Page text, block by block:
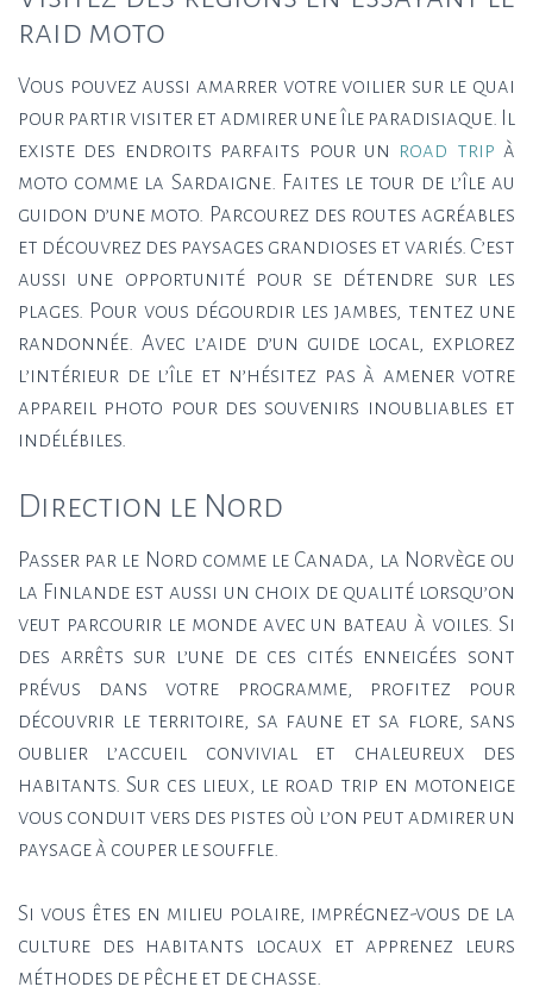
raid moto
Vous pouvez aussi amarrer votre voilier sur le quai
pour partir visiter et admirer une île paradisiaque. Il
existe des endroits parfaits pour un road trip à
moto comme la Sardaigne. Faites le tour de l’île au
guidon d’une moto. Parcourez des routes agréables
et découvrez des paysages grandioses et variés. C’est
aussi une opportunité pour se détendre sur les
plages. Pour vous dégourdir les jambes, tentez une
randonnée. Avec l’aide d’un guide local, explorez
l’intérieur de l’île et n’hésitez pas à amener votre
appareil photo pour des souvenirs inoubliables et
indélébiles.
Direction le Nord
Passer par le Nord comme le Canada, la Norvège ou
la Finlande est aussi un choix de qualité lorsqu’on
veut parcourir le monde avec un bateau à voiles. Si
des arrêts sur l’une de ces cités enneigées sont
prévus dans votre programme, profitez pour
découvrir le territoire, sa faune et sa flore, sans
oublier l’accueil convivial et chaleureux des
habitants. Sur ces lieux, le road trip en motoneige
vous conduit vers des pistes où l’on peut admirer un
paysage à couper le souffle.
Si vous êtes en milieu polaire, imprégnez-vous de la
culture des habitants locaux et apprenez leurs
méthodes de pêche et de chasse.